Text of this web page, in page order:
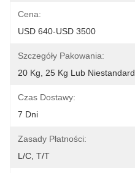
Cena:
USD 640-USD 3500
Szczegóły Pakowania:
20 Kg, 25 Kg Lub
Czas Dostawy:
7 Dni
Zasady Płatności:
L/C, T/T